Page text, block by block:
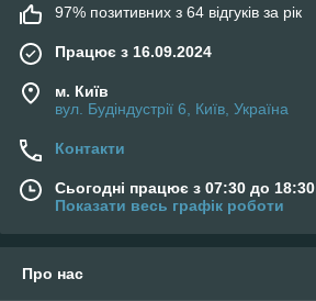
97% позитивних з 64 відгуків за рік
Працює з 16.09.2024
м. Київ
вул. Будіндустрії 6, Київ, Україна
Контакти
Сьогодні працює з 07:30 до 18:30
Показати весь графік роботи
Про нас